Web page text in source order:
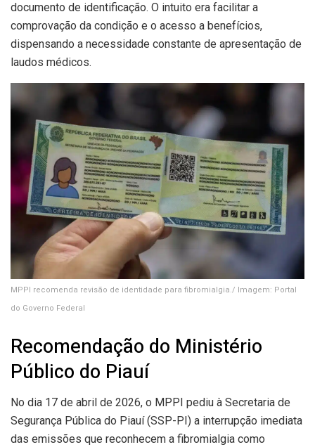
documento de identificação. O intuito era facilitar a
comprovação da condição e o acesso a benefícios,
dispensando a necessidade constante de apresentação de
laudos médicos.
MPPI recomenda revisão de identidade para fibromialgia./ Imagem: Portal
do Governo Federal
Recomendação do Ministério
Público do Piauí
No dia 17 de abril de 2026, o MPPI pediu à Secretaria de
Segurança Pública do Piauí (SSP-PI) a interrupção imediata
das emissões que reconhecem a fibromialgia como